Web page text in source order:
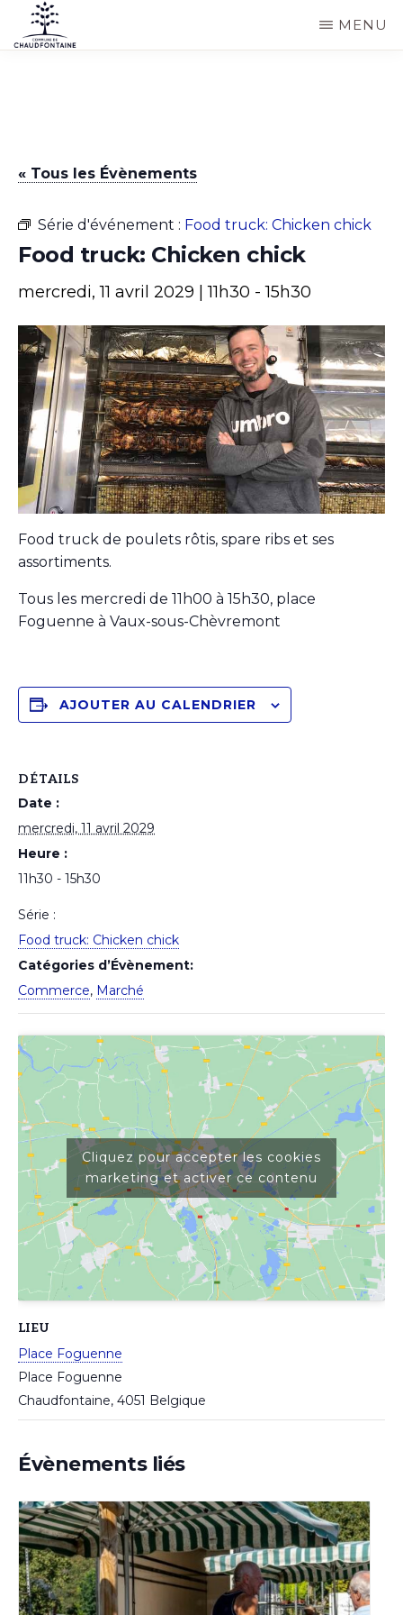
Passer
au
commune
Chaudfontaine
MENU
« Tous les Évènements
Série d'événement : Food truck: Chicken chick
Food truck: Chicken chick
mercredi, 11 avril 2029 | 11h30 -15h30
Food truck de poulets rôtis, spare ribs et ses
assortiments.
Tous les mercredi de 11h00 à 15h30, place
Foguenne à Vaux-sous-Chèvremont
AJOUTER AU CALENDRIER
DÉTAILS
Date :
mercredi, 11 avril 2029
Heure :
11h30 - 15h30
Série :
Food truck: Chicken chick
Catégories d’Évènement:
Commerce, Marché
LIEU
Place Foguenne
Place Foguenne
Chaudfontaine, 4051 Belgique
Cliquez pour accepter les cookies
marketing et activer ce contenu
Évènements liés